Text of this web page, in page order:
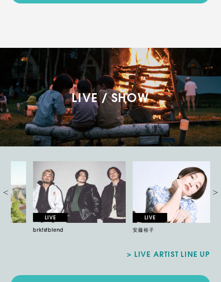
LIVE / SHOW
brkfstblend 安藤裕子
LIVE ARTIST LINE UP